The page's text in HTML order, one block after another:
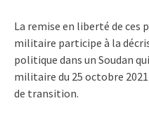
La remise en liberté de ces
militaire participe à la
politique dans un Soudan
militaire du 25 octobre
de transition.